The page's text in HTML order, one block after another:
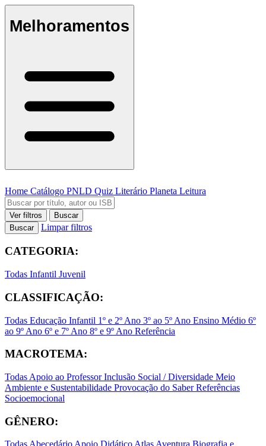
Melhoramentos
Home Catálogo PNLD Quiz Literário Planeta Leitura
Ver filtros
Buscar
Buscar
Limpar filtros
CATEGORIA:
Todas Infantil Juvenil
CLASSIFICAÇÃO:
Todas Educação Infantil 1º e 2º Ano 3º ao 5º Ano Ensino Médio 6º
ao 9º Ano 6º e 7º Ano 8º e 9º Ano Referência
MACROTEMA:
Todas Apoio ao ProfessorInclusão Social / Diversidade Meio
Ambiente e Sustentabilidade Provocação do SaberReferências
Socioemocional
GÊNERO: